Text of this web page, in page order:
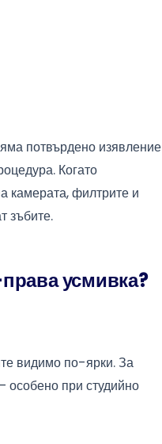
потвърдено изявление
Когато
камерата, филтрите и
зъбите.
усмивка?
видимо по-ярки. За
особено при студийно